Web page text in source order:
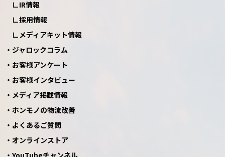
IR情報
採用情報
メディアキット情報
ジャロックコラム
お客様アンケート
お客様インタビュー
メディア掲載情報
ホンモノの物流改善
よくあるご質問
オンラインストア